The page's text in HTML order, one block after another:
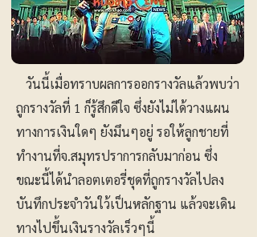
วันนี้เมื่อทราบผลการออกรางวัลแล้วพบว่า
ถูกรางวัลที่ 1 ก็รู้สึกดีใจ ซึ่งยังไม่ได้วางแผน
ทางการเงินใดๆ ยังมึนๆอยู่ รอให้ลูกชายที่
ทำงานที่จ.สมุทรปราการกลับมาก่อน ซึ่ง
ขณะนี้ได้นำลอตเตอรี่ชุดที่ถูกรางวัลไปลง
บันทึกประจำวันใว้เป็นหลักฐาน แล้วจะเดิน
ทางไปขึ้นเงินรางวัลเร็วๆนี้